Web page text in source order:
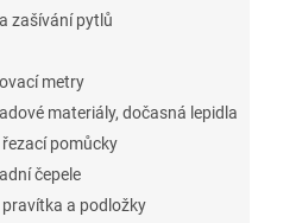
zašívání pytlů
metry
materiály, dočasná lepidla
řezací pomůcky
čepele
pravítka a podložky